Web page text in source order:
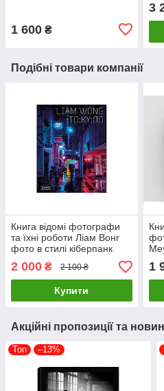
1 600 ₴
3
Подібні товари компанії
Книга відомі фотографи
та їхні роботи Ліам Вонг
фото в стилі кіберпанк
Liam Wong: TOKYOO
(М'яка палітурка)
2 000 ₴ 2 100 ₴
Купити
of
1
Акційні пропозиції та
Топ –13%